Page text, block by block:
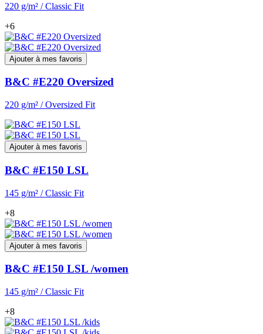
220 g/m² / Classic Fit
+6
Ajouter à mes favoris
B&C #E220 Oversized
220 g/m² / Oversized Fit
Ajouter à mes favoris
B&C #E150 LSL
145 g/m² / Classic Fit
+8
Ajouter à mes favoris
B&C #E150 LSL /women
145 g/m² / Classic Fit
+8